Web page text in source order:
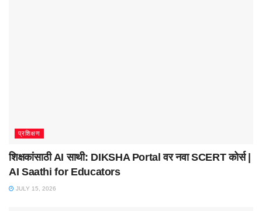
प्रशिक्षण
शिक्षकांसाठी AI साथी: DIKSHA Portal वर नवा SCERT कोर्स |
AI Saathi for Educators
JULY 15, 2026